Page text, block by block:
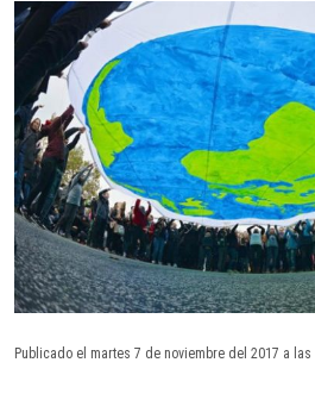
Publicado el martes 7 de noviembre del 2017 a las